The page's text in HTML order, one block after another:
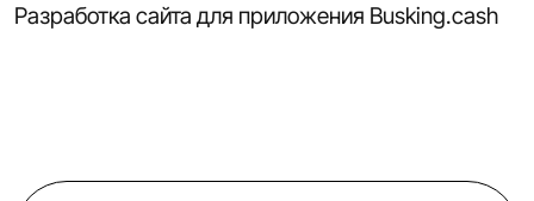
Разработка сайта для приложения Busking.cash